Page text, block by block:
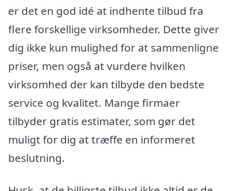
er det en god idé at indhente tilbud fra
flere forskellige virksomheder. Dette giver
dig ikke kun mulighed for at sammenligne
priser, men også at vurdere hvilken
virksomhed der kan tilbyde den bedste
service og kvalitet. Mange firmaer
tilbyder gratis estimater, som gør det
muligt for dig at træffe en informeret
beslutning.